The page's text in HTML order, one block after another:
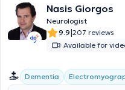
Nasis Giorgos
Neurologist
9.9|207 reviews
Available for
Dementia